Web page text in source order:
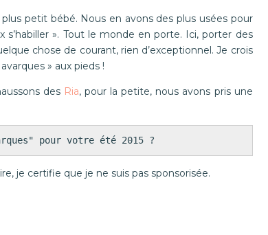
petit bébé. Nous en avons des plus usées pour
». Tout le monde en porte. Ici, porter des
chose de courant, rien d’exceptionnel. Je crois
» aux pieds !
des Ria, pour la petite, nous avons pris une
pour votre été 2015 ?
je certifie que je ne suis pas sponsorisée.